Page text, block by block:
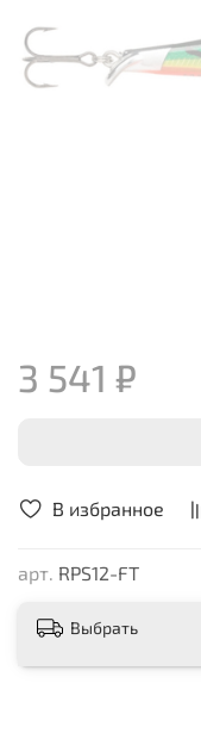
В избранное
арт. RPS12-FT
3 541 ₽
Выбрать